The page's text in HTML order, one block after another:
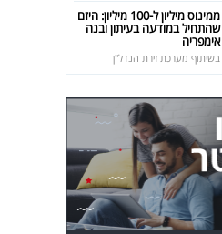
ממינוס מיליון ל-100 מיליון: היזם
שהתחיל במודעה בעיתון ובנה
אימפריה
בשיתוף מערכת זירת הנדל"ן